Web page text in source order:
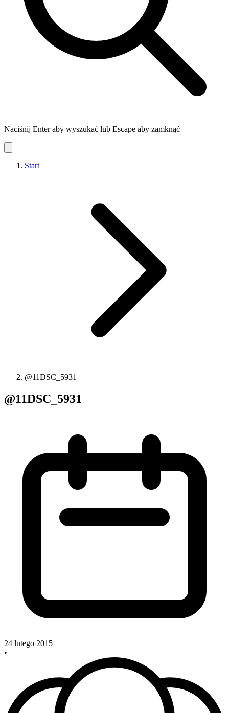
Naciśnij Enter aby wyszukać lub Escape aby zamknąć
Start
@11DSC_5931
@11DSC_5931
24 lutego 2015
•